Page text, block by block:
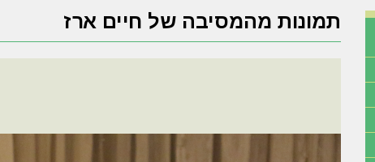
תמונות מהמסיבה של חיים ארז